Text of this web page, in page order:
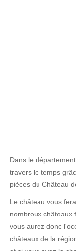
Dans le
travers le temps
pièces du Château
Le château vous
nombreux châteaux
vous aurez donc
châteaux de la